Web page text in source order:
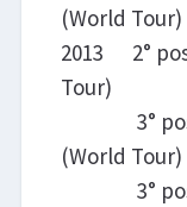
(World Tour)
2013 2°
Tour)
3° posto
(World Tour)
3° posto